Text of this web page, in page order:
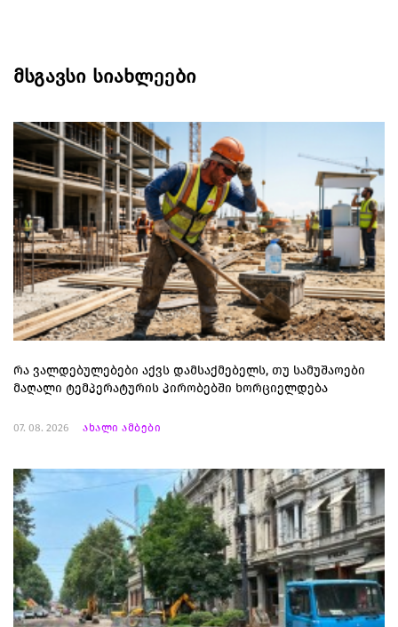
მსგავსი სიახლეები
რა ვალდებულებები აქვს დამსაქმებელს, თუ სამუშაოები
მაღალი ტემპერატურის პირობებში ხორციელდება
07. 08. 2026 ახალი ამბები